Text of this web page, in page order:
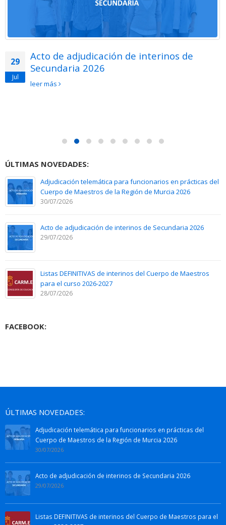
29
Jul
Acto de adjudicación de interinos de
Secundaria 2026
leer más
ÚLTIMAS NOVEDADES:
Adjudicación telemática para funcionarios en prácticas del
Cuerpo de Maestros de la Región de Murcia 2026
30/07/2026
Acto de adjudicación de interinos de Secundaria 2026
29/07/2026
Listas DEFINITIVAS de interinos del Cuerpo de Maestros
para el curso 2026-2027
28/07/2026
FACEBOOK:
ÚLTIMAS NOVEDADES:
Adjudicación telemática para funcionarios en prácticas del
Cuerpo de Maestros de la Región de Murcia 2026
30/07/2026
Acto de adjudicación de interinos de Secundaria 2026
29/07/2026
Listas DEFINITIVAS de interinos del Cuerpo de Maestros para el